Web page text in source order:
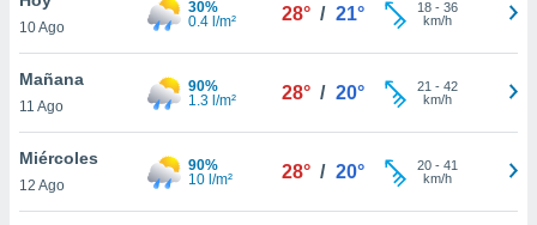
en
más
nuestra
10 Ago
30%
0.4 l/m²
28° / 21° 18- 36
km/h
Mañana
11 Ago
90%
1.3 l/m²
28° / 20° 21 - 42
km/h
Miércoles
12 Ago
90%
10 l/m²
28° / 20° 20- 41
km/h